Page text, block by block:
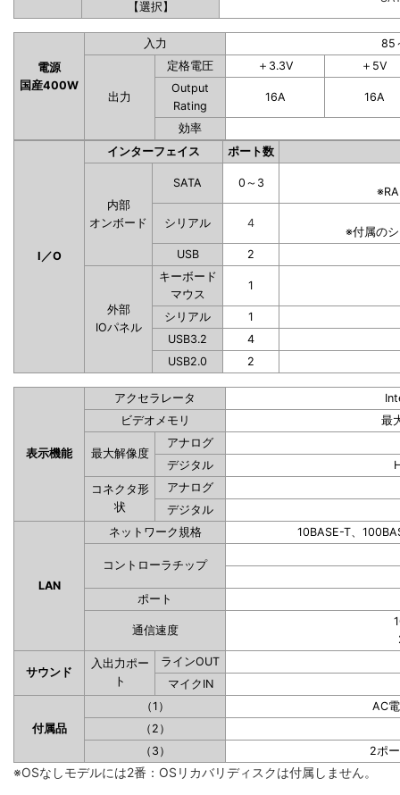
【選択】
電源
国産400W
入力 85
出力
定格電圧 ＋3.3V
＋5V
Output
Rating
16A 16A
効率
I／O
インターフェイス ポート数
内部
オンボード
SATA 0～3
シリアル 4
※付属の
USB
2
外部
IOパネル
キーボード
マウス
1
シリアル
1
USB3.2
4
USB2.0
2
表示機能
アクセラレータ
ビデオメモリ
最
最大解像度
アナログ
デジタル
コネクタ形
状
アナログ
デジタル
LAN
ネットワーク規格 10BASE-T、
コントローラチップ
ポート
通信速度
サウンド
入出力ポー
ト
ラインOUT
マイクIN
付属品
（1）
AC
（2）
（3）
2ポ
※OSなしモデルには2番：OSリカバリディスクは付属しません。